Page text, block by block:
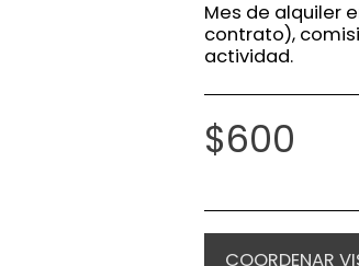
Mes de alquiler
contrato),
actividad.
$600
COORDENAR